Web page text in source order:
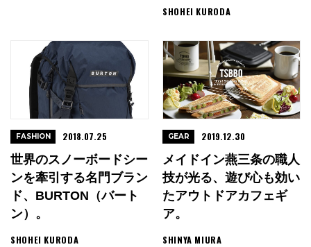
SHOHEI KURODA
世界のスノーボードシー
ンを牽引する名門ブラン
ド、BURTON（バート
ン）。
SHOHEI KURODA
FASHION 2018.07.25
メイドイン燕三条の職人
技が光る、遊び心も効い
たアウトドアカフェギ
ア。
SHINYA MIURA
GEAR 2019.12.30